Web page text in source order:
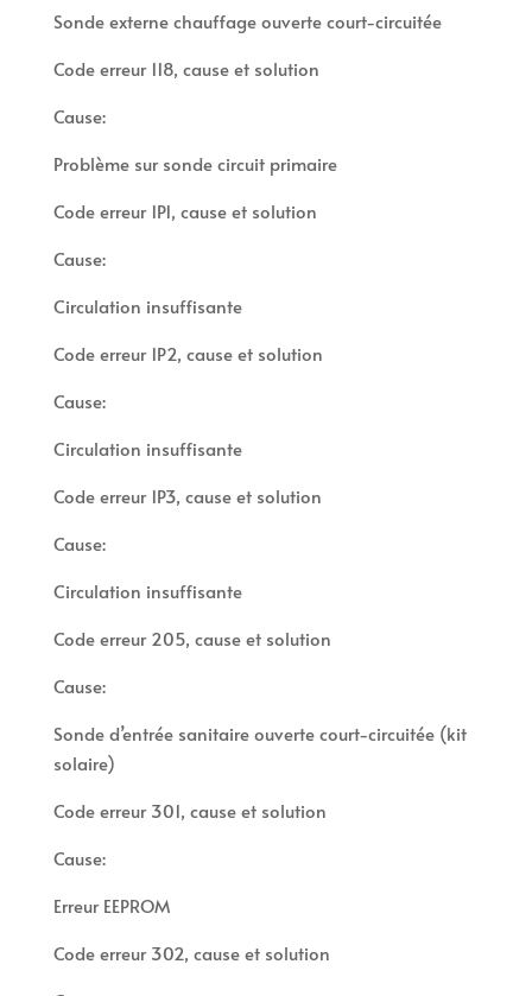
Sonde externe chauffage ouverte court-circuitée
Code erreur 118, cause et solution
Cause:
Problème sur sonde circuit primaire
Code erreur 1P1, cause et solution
Cause:
Circulation insuffisante
Code erreur 1P2, cause et solution
Cause:
Circulation insuffisante
Code erreur 1P3, cause et solution
Cause:
Circulation insuffisante
Code erreur 205, cause et solution
Cause:
Sonde d’entrée sanitaire ouverte court-circuitée (kit
solaire)
Code erreur 301, cause et solution
Cause:
Erreur EEPROM
Code erreur 302, cause et solution